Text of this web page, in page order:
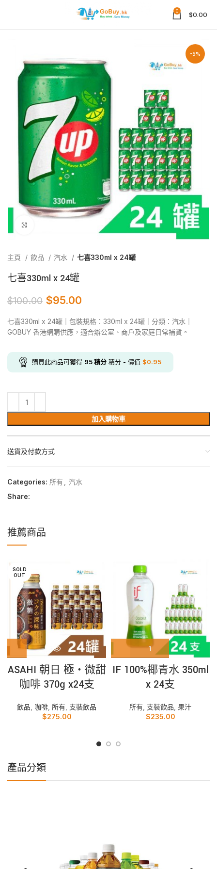
0 $0.00
-5%
主頁 飲品 汽水 七喜330ml x 24罐
七喜330ml x 24罐
$100.00 $95.00
七喜330ml x 24罐｜包裝規格：330ml x 24罐｜分類：汽水｜
GOBUY 香港網購供應，適合辦公室、商戶及家庭日常補貨。
購買此商品可獲得 95積分 積分 - 價值 $0.95
加入購物車
送貨及付款方式
Categories: 所有 , 汽水
Share:
推薦商品
SOLD
OUT
ASAHI 朝日 極‧微甜
咖啡 370g x24支
飲品 咖啡 所有 支裝飲品
$275.00
IF 100%椰青水 350ml
x 24支
所有, 支裝飲品, 果汁
$235.00
產品分類